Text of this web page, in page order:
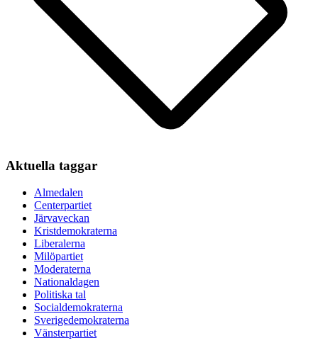
Aktuella taggar
Almedalen
Centerpartiet
Järvaveckan
Kristdemokraterna
Liberalerna
Milöpartiet
Moderaterna
Nationaldagen
Politiska tal
Socialdemokraterna
Sverigedemokraterna
Vänsterpartiet